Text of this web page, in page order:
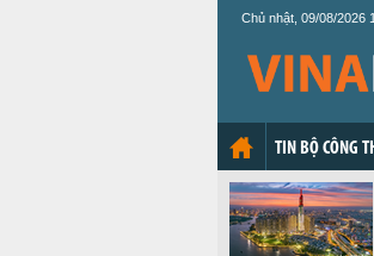
Chủ nhật, 09/08/2026
TIN BỘ CÔNG